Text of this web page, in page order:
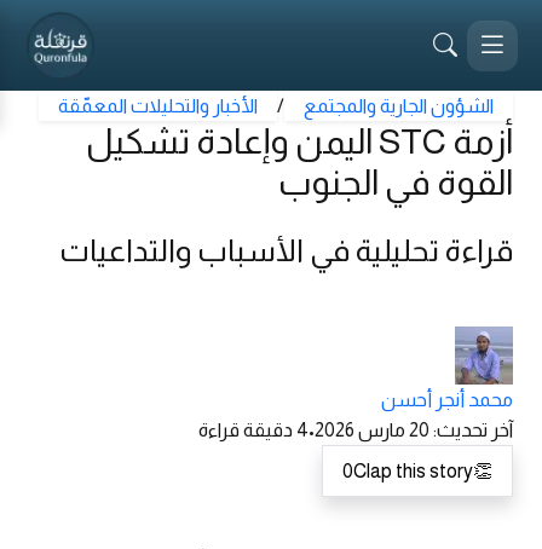
الشؤون الجارية والمجتمع / الأخبار والتحليلات المعمّقة
أزمة STC اليمن وإعادة تشكيل
القوة في الجنوب
قراءة تحليلية في الأسباب والتداعيات
محمد أنجر أحسن
آخر تحديث: 20 مارس 2026 •
4 دقيقة قراءة
👏
0Clap this story